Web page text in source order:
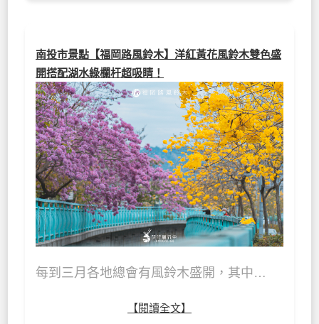
南投市景點【福岡路風鈴木】洋紅黃花風鈴木雙色盛
開搭配湖水綠欄杆超吸睛！
每到三月各地總會有風鈴木盛開，其中…
【閱讀全文】